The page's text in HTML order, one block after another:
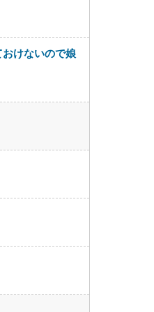
けないので娘